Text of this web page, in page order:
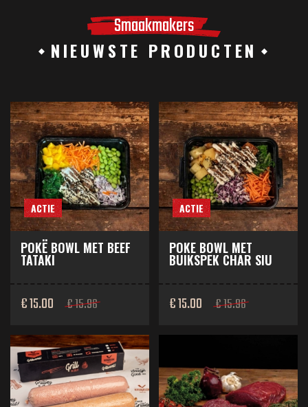
Smaakmakers
NIEUWSTE PRODUCTEN
ACTIE
POKË BOWL MET BEEF
TATAKI
€ 15.00 € 15.96
ACTIE
POKE BOWL MET
BUIKSPEK CHAR SIU
€ 15.00 € 15.96